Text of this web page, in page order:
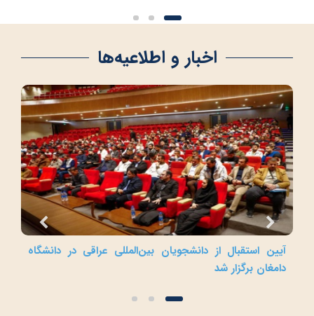
اخبار و اطلاعیه‌ها
آیین استقبال از دانشجویان بین‌المللی عراقی در دانشگاه
دامغان برگزار شد